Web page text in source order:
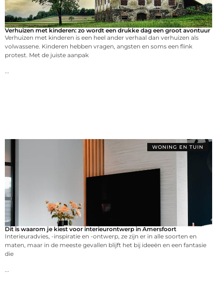
Verhuizen met kinderen: zo wordt een drukke dag een groot avontuur
Verhuizen met kinderen is een heel ander verhaal dan verhuizen als
volwassene. Kinderen hebben vragen, angsten en soms een flink
protest. Met de juiste aanpak
WONING EN TUIN
Dit is waarom je kiest voor interieurontwerp in Amersfoort
Interieuradvies, -inspiratie en -ontwerp, ze zijn er in alle soorten en
maten, maar in de meeste gevallen blijft het bij ideeën en een fantasie
die